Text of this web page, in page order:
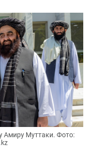
Амиру Муттаки. Фото: